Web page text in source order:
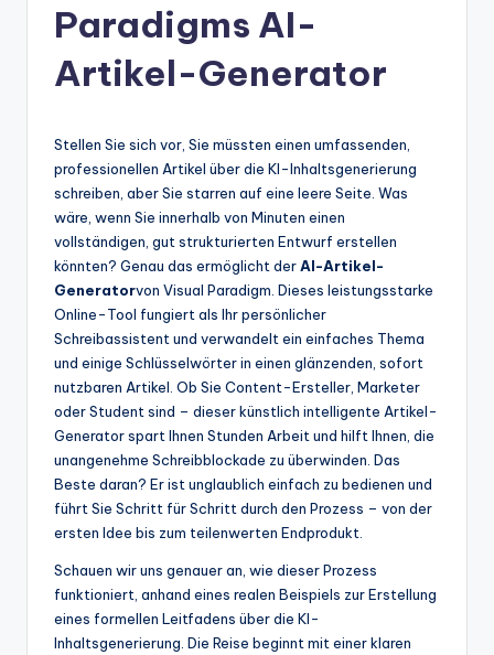
In
si
&
S
o
ft
w
Paradigms AI-
Artikel-Generator
Stellen Sie sich vor, Sie müssten einen umfassenden,
professionellen Artikel über die KI-Inhaltsgenerierung
schreiben, aber Sie starren auf eine leere Seite. Was
wäre, wenn Sie innerhalb von Minuten einen
vollständigen, gut strukturierten Entwurf erstellen
könnten? Genau das ermöglicht derAI-Artikel-
Generatorvon Visual Paradigm. Dieses leistungsstarke
Online-Tool fungiert als Ihr persönlicher
Schreibassistent und verwandelt ein einfaches Thema
und einige Schlüsselwörter in einen glänzenden, sofort
nutzbaren Artikel. Ob Sie Content-Ersteller, Marketer
oder Student sind – dieser künstlich intelligente Artikel-
Generator spart Ihnen Stunden Arbeit und hilft Ihnen, die
unangenehme Schreibblockade zu überwinden. Das
Beste daran? Er ist unglaublich einfach zu bedienen und
führt Sie Schritt für Schritt durch den Prozess – von der
ersten Idee bis zum teilenwerten Endprodukt.
Schauen wir uns genauer an, wie dieser Prozess
funktioniert, anhand eines realen Beispiels zur Erstellung
eines formellen Leitfadens über die KI-
Inhaltsgenerierung. Die Reise beginnt mit einer klaren